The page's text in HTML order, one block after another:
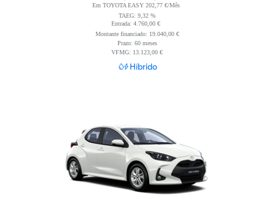
Em TOYOTA EASY 202,77 €/MêsRead Disclaimer
TAEG: 9,32 %
Entrada: 4.760,00 €
Montante financiado: 19.040,00 €
Prazo: 60 meses
VFMG: 13.123,00 €
Híbrido